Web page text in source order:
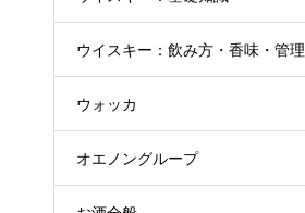
ウイスキー：飲み方・香味・管理
ウォッカ
オエノングループ